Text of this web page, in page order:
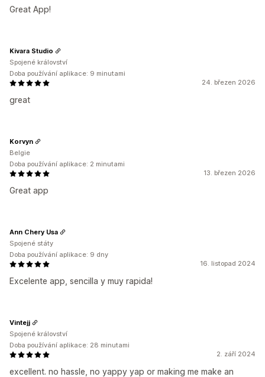
Great App!
24. březen 2026
great
Kivara Studio
Spojené království
Doba používání aplikace: 9 minutami
13. březen 2026
Great app
Korvyn
Belgie
Doba používání aplikace: 2 minutami
16. listopad 2024
Excelente app, sencilla y muy rapida!
Ann Chery Usa
Spojené státy
Doba používání aplikace: 9 dny
2. září 2024
excellent. no hassle, no yappy yap or making me make an
Vintejj
Spojené království
Doba používání aplikace: 28 minutami